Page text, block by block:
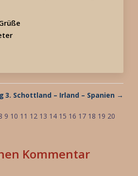
3. Schottland – Irland – Spanien →
9 10 11 12 13 14 15 16 17 18 19 20
Kommentar